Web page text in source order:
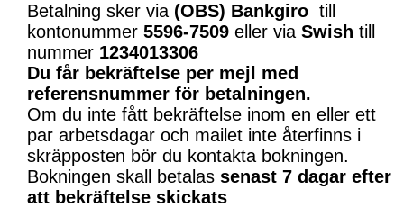
Betalning sker via (OBS) Bankgiro till
kontonummer 5596-7509 eller via Swish till
nummer 1234013306
Du får bekräftelse per mejl med
referensnummer för betalningen.
Om du inte fått bekräftelse inom en eller ett
par arbetsdagar och mailet inte återfinns i
skräpposten bör du kontakta bokningen.
Bokningen skall betalas senast 7 dagar efter
att bekräftelse skickats